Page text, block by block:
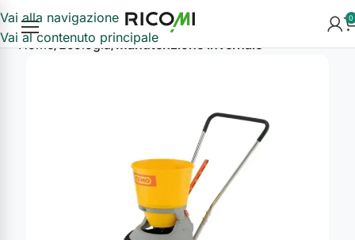
Vai alla navigazione
Vai al contenuto principale
0
Home Ecologia Manutenzione invernale